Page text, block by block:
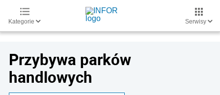
Kategorie Serwisy
Przybywa parków
handlowych